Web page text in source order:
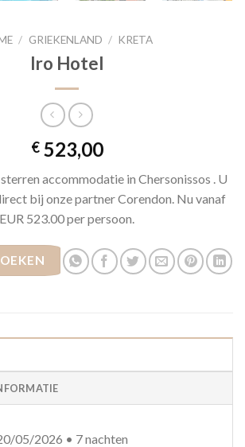
/ GRIEKENLAND / KRETA
Iro Hotel
€523,00
accommodatie in Chersonissos . U
bij onze partner Corendon. Nu vanaf
EUR 523.00 per persoon.
05/2026 • 7 nachten